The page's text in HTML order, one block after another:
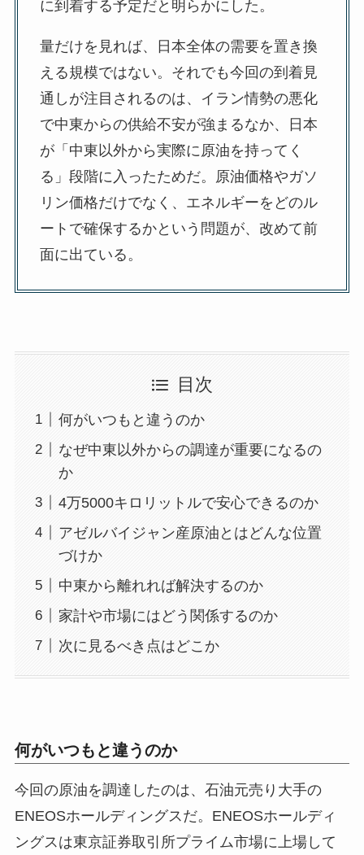
に到着する予定だと明らかにした。
量だけを見れば、日本全体の需要を置き換
える規模ではない。それでも今回の到着見
通しが注目されるのは、イラン情勢の悪化
で中東からの供給不安が強まるなか、日本
が「中東以外から実際に原油を持ってく
る」段階に入ったためだ。原油価格やガソ
リン価格だけでなく、エネルギーをどのル
ートで確保するかという問題が、改めて前
面に出ている。
目次
何がいつもと違うのか
なぜ中東以外からの調達が重要になるの
か
4万5000キロリットルで安心できるのか
アゼルバイジャン産原油とはどんな位置
づけか
中東から離れれば解決するのか
家計や市場にはどう関係するのか
次に見るべき点はどこか
何がいつもと違うのか
今回の原油を調達したのは、石油元売り大手の
ENEOSホールディングスだ。ENEOSホールディ
ングスは東京証券取引所プライム市場に上場して